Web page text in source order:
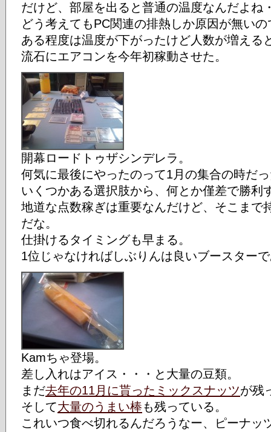
だけど、部屋を出ると普通の温度なんだよね
どう考えてもPC関連の排熱しか原因が無い
ある程度は温度が下がったけど人数が増える
流石にエアコンを今年初稼動させた。
開幕ロードトゥザシンデレラ。
何気に最後にやったのって1月の集合の時だ
いくつかある選択肢から、何とか僅差で勝利
地道な点数稼ぎは重要なんだけど、そこまで
だな。
仕掛けるタイミングも早まる。
1位じゃなければしぶりんは良いブースター
Kamちゃ登場。
差し入れはアイス・・・と大量の豆類。
まだ去年の11月に貰ったミックスナッツが残
そして大量のうまい棒も残っている。
これいつ食べ切れるんだろうなー、ピーナッ